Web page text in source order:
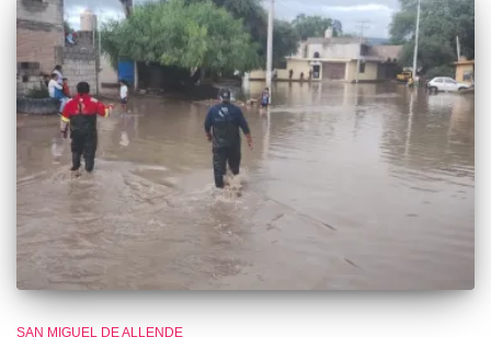
SAN MIGUEL DE ALLENDE